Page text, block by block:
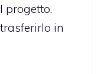
progetto.
in